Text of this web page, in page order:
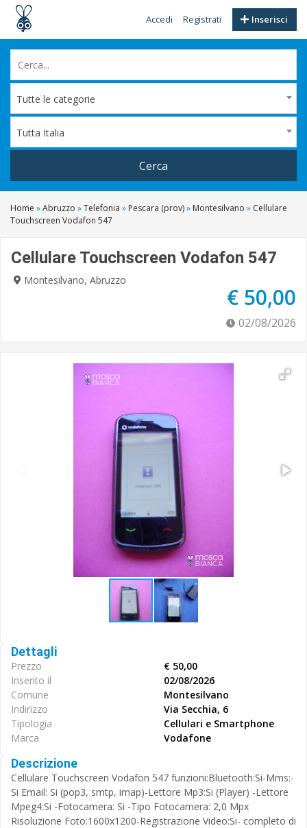
Inserisci
Accedi Registrati
Tutte le categorie
Tutta Italia
Cerca
Home »Abruzzo »Telefonia » Pescara (prov)» Montesilvano » Cellulare
Touchscreen Vodafon 547
Cellulare Touchscreen Vodafon 547
Montesilvano, Abruzzo
€ 50,00
02/08/2026
Dettagli
Prezzo
€ 50,00
Inserito il
02/08/2026
Comune
Montesilvano
Indirizzo
Via Secchia, 6
Tipologia
Cellulari e Smartphone
Marca
Vodafone
Descrizione
Cellulare Touchscreen Vodafon 547 funzioni:Bluetooth:Si-Mms:-
Si Email: Si (pop3, smtp, imap)-Lettore Mp3:Si (Player) -Lettore
Mpeg4:Si -Fotocamera: Si -Tipo Fotocamera: 2,0 Mpx
Risoluzione Foto:1600x1200-Registrazione Video:Si- completo di